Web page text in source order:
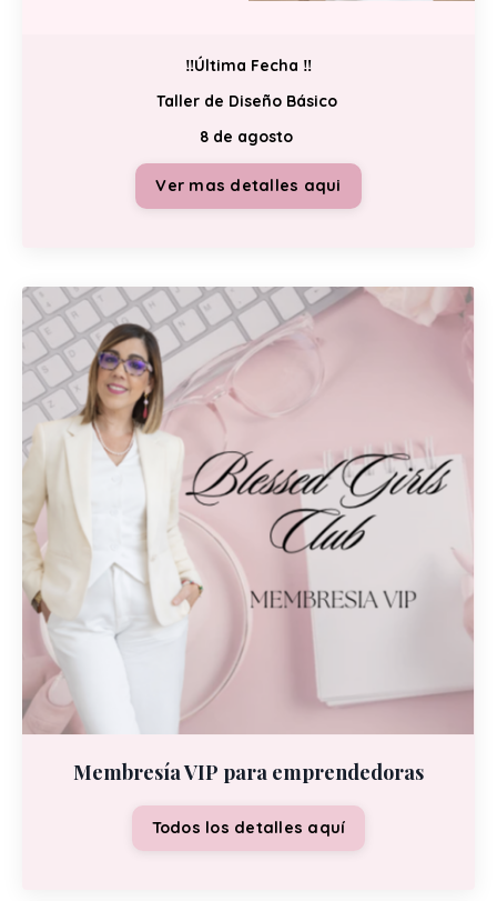
‼️Última Fecha ‼️
Taller de Diseño Básico
8 de agosto
Ver mas detalles aqui
Membresía VIP para emprendedoras
Todos los detalles aquí